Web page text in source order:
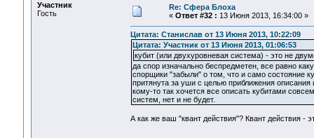
Участник
Гость
Re: Сфера Блоха
« Ответ #32 : 13 Июня 2013, 16:34:00 »
Цитата: Станислав от 13 Июня 2013, 10:22:09
Цитата: Участник от 13 Июня 2013, 01:06:53
кубит (или двухуровневая система) - это не
да спор изначально беспредметен, все равно
спорщики "забыли" о том, что и само состояние
притянута за уши с целью приближения
кому-то так хочется все описать кубитами
систем, нет и не будет.
А как же ваш "квант действия"? Квант действия -